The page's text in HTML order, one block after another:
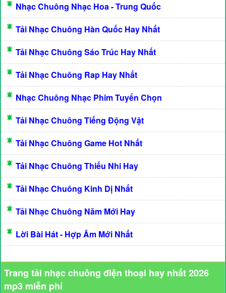
Nhạc Chuông Nhạc Hoa - Trung Quốc
Tải Nhạc Chuông Hàn Quốc Hay Nhất
Tải Nhạc Chuông Sáo Trúc Hay Nhất
Tải Nhạc Chuông Rap Hay Nhất
Nhạc Chuông Nhạc Phim Tuyển Chọn
Tải Nhạc Chuông Tiếng Động Vật
Tải Nhạc Chuông Game Hot Nhất
Tải Nhạc Chuông Thiếu Nhi Hay
Tải Nhạc Chuông Kinh Dị Nhất
Tải Nhạc Chuông Năm Mới Hay
Lời Bài Hát - Hợp Âm Mới Nhất
Trang tải nhạc chuông điện thoại hay nhất 2026
mp3 miễn phí